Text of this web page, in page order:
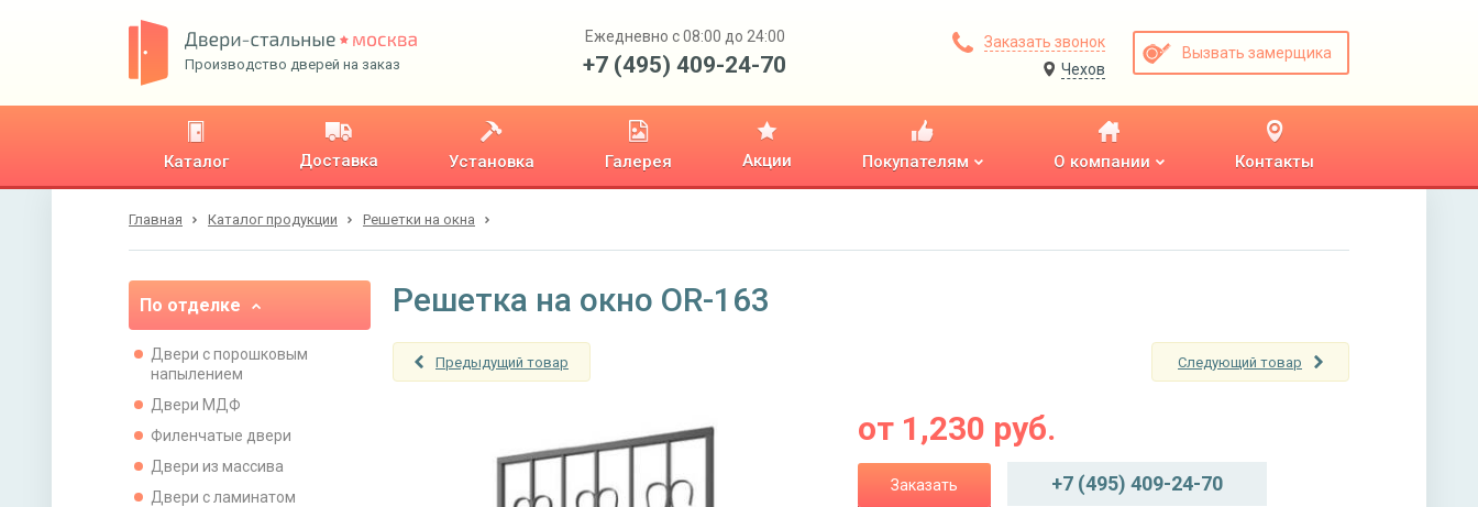
Производство дверей на заказ
Ежедневно с 08:00 до 24:00
+7 (495) 409-24-70
Заказать звонок
Чехов
Вызвать замерщика
Каталог Доставка Установка Галерея Акции Покупателям О компании Контакты
Главная Каталог продукции Решетки на окна
По отделке
Двери с порошковым
напылением
Двери МДФ
Филенчатые двери
Двери из массива
Двери с ламинатом
Решетка на окно OR-163
Предыдущий товар Следующий товар
от 1,230 руб.
Заказать +7 (495) 409-24-70